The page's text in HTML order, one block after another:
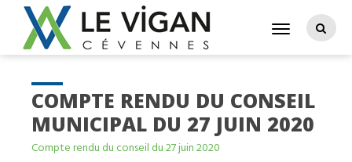
COMPTE RENDU DU CONSEIL
MUNICIPAL DU 27 JUIN 2020
Compte rendu du conseil du 27 juin 2020